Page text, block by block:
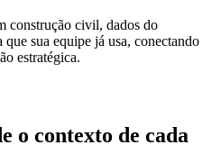
construção civil, dados do
sua equipe já usa, conectando
estratégica.
o contexto de cada